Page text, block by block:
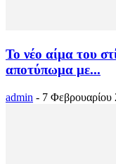
Το νέο αίμα του
αποτύπωμα με...
admin - 7 Φεβρουαρίου